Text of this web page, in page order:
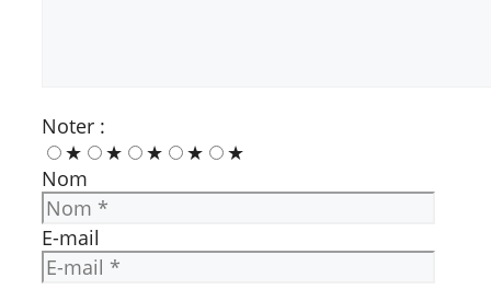
Noter :
★
★ ★ ★
★
Nom
E-mail